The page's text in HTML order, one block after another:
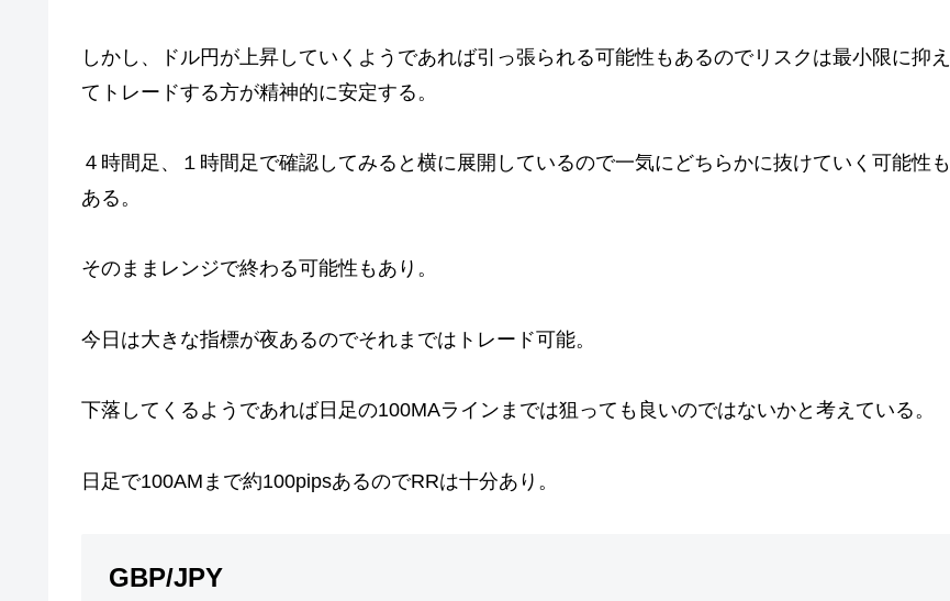
しかし、ドル円が上昇していくようであれば引っ張られる可能性もあるのでリスクは最小限に抑え
てトレードする方が精神的に安定する。
４時間足、１時間足で確認してみると横に展開しているので一気にどちらかに抜けていく可能性も
ある。
そのままレンジで終わる可能性もあり。
今日は大きな指標が夜あるのでそれまではトレード可能。
下落してくるようであれば日足の100MAラインまでは狙っても良いのではないかと考えている。
日足で100AMまで約100pipsあるのでRRは十分あり。
GBP/JPY